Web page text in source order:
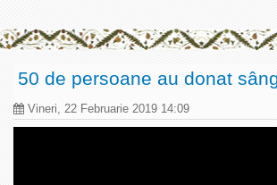
50 de persoane au donat
Vineri, 22 Februarie 2019 14:09